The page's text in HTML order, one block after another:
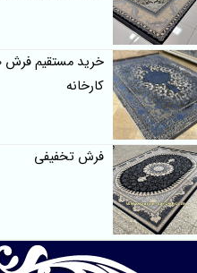
کارخانه
فرش تخفیفی